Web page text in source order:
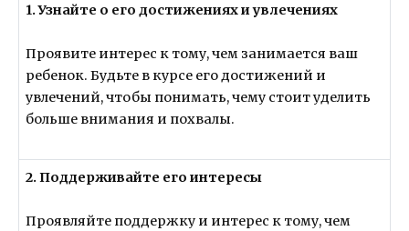
1. Узнайте о его достижениях и увлечениях
Проявите интерес к тому, чем занимается ваш
ребенок. Будьте в курсе его достижений и
увлечений, чтобы понимать, чему стоит уделить
больше внимания и похвалы.
2. Поддерживайте его интересы
Проявляйте поддержку и интерес к тому, чем